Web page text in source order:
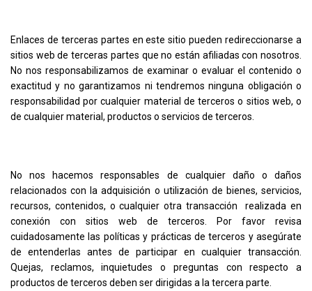
Enlaces de terceras partes en este sitio pueden redireccionarse a
sitios web de terceras partes que no están afiliadas con nosotros.
No nos responsabilizamos de examinar o evaluar el contenido o
exactitud y no garantizamos ni tendremos ninguna obligación o
responsabilidad por cualquier material de terceros o sitios web, o
de cualquier material, productos o servicios de terceros.
No nos hacemos responsables de cualquier daño o daños
relacionados con la adquisición o utilización de bienes, servicios,
recursos, contenidos, o cualquier otra transacción realizada en
conexión con sitios web de terceros. Por favor revisa
cuidadosamente las políticas y prácticas de terceros y asegúrate
de entenderlas antes de participar en cualquier transacción.
Quejas, reclamos, inquietudes o preguntas con respecto a
productos de terceros deben ser dirigidas a la tercera parte.